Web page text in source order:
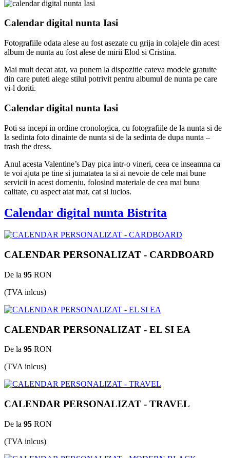
Calendar digital nunta Iasi
Fotografiile odata alese au fost asezate cu grija in colajele din acest
album de nunta au fost alese de mirii Elod si Cristina.
Mai mult decat atat, va punem la dispozitie cateva modele gratuite
din care puteti alege stilul potrivit pentru albumul de nunta pe care
vi-l doriti.
Calendar digital nunta Iasi
Poti sa incepi in ordine cronologica, cu fotografiile de la nunta si de
la sedinta foto dinainte de nunta si de la sedinta de dupa nunta –
trash the dress.
Anul acesta Valentine’s Day pica intr-o vineri, ceea ce inseamna ca
te voi ajuta pe tine si jumatatea ta si ai nevoie de cele mai bune
servicii in acest domeniu, folosind materiale de cea mai buna
calitate, cu aspect atat mat, cat si lucios.
Calendar digital nunta Bistrita
CALENDAR PERSONALIZAT - CARDBOARD
De la 95 RON
(TVA inlcus)
CALENDAR PERSONALIZAT - EL SI EA
De la 95 RON
(TVA inlcus)
CALENDAR PERSONALIZAT - TRAVEL
De la 95 RON
(TVA inlcus)